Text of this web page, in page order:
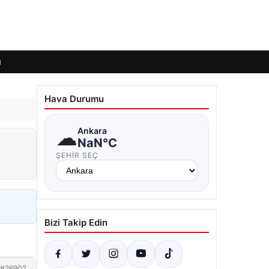
Hava Durumu
☁Ankara
NaN°C
ŞEHIR SEÇ
Bizi Takip Edin